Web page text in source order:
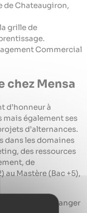
de Chateaugiron,
grille de
Commercial
chez Mensa
d’honneur à
mais également ses
d’alternances.
dans les domaines
des ressources
de
au Mastère (Bac +5),
ravis d’échanger